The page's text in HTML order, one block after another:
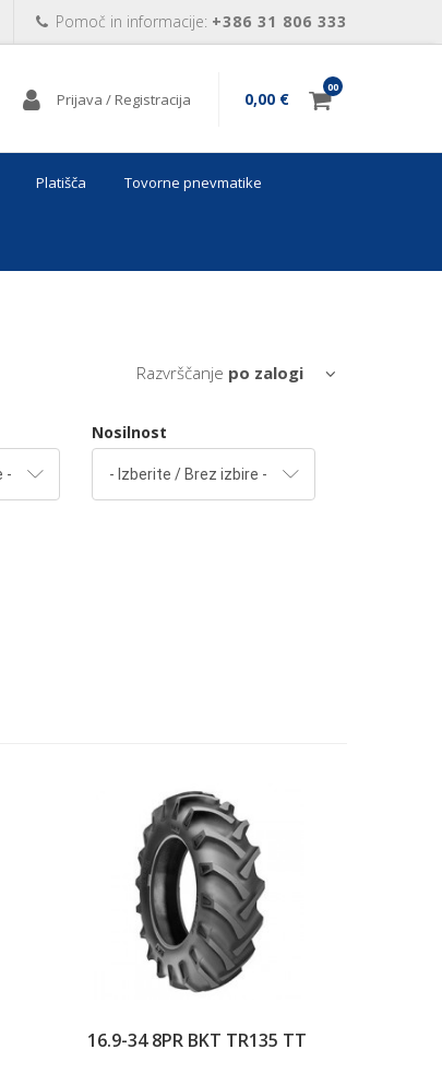
Pomoč in informacije: +386 31 806 333
0,00 €
00
Prijava / Registracija
Platišča Tovorne pnevmatike
Nosilnost
Razvrščanje po zalogi
16.9-34 8PR BKT TR135 TT